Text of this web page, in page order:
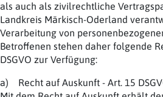
als auch als zivilrechtliche
Landkreis Märkisch-Oderland
Verarbeitung von
Betroffenen stehen daher folgende
DSGVO zur Verfügung:
a) Recht auf Auskunft - Art. 15